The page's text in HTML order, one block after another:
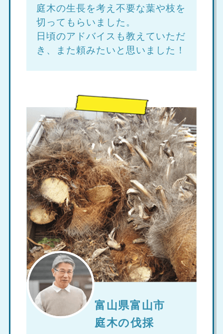
庭木の生長を考え不要な葉や枝を
切ってもらいました。
日頃のアドバイスも教えていただ
き、また頼みたいと思いました！
富山県富山市
庭木の伐採